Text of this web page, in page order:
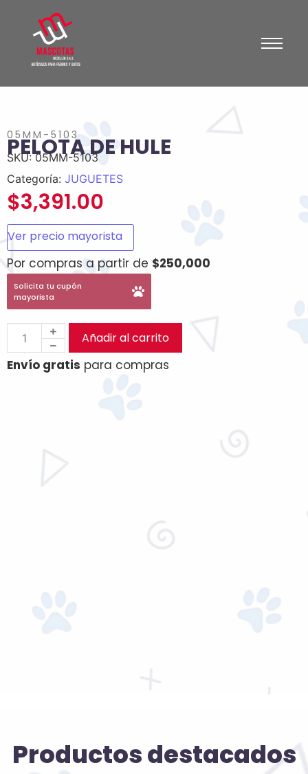
05MM-5103
PELOTA DE HULE
SKU:05MM-5103
Categoría: JUGUETES
$3,391.00
Ver precio mayorista
Por compras a partir de $250,000
Solicita tu cupón
mayorista
Añadir al carrito
Envío gratis para compras
Productos destacados